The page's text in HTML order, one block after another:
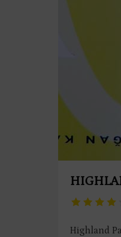
Highland